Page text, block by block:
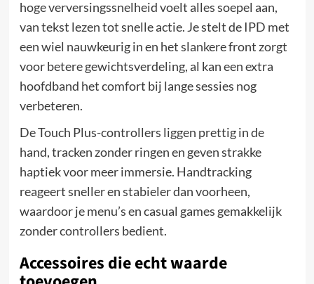
hoge verversingssnelheid voelt alles soepel aan,
van tekst lezen tot snelle actie. Je stelt de IPD met
een wiel nauwkeurig in en het slankere front zorgt
voor betere gewichtsverdeling, al kan een extra
hoofdband het comfort bij lange sessies nog
verbeteren.
De Touch Plus-controllers liggen prettig in de
hand, tracken zonder ringen en geven strakke
haptiek voor meer immersie. Handtracking
reageert sneller en stabieler dan voorheen,
waardoor je menu’s en casual games gemakkelijk
zonder controllers bedient.
Accessoires die echt waarde